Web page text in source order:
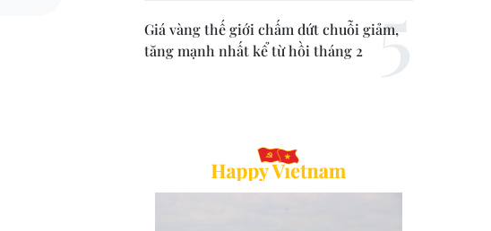
Giá vàng thế giới chấm dứt chuỗi giảm,
tăng mạnh nhất kể từ hồi tháng 2